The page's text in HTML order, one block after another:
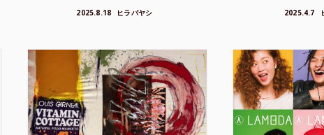
2025.8.18 ヒラバヤシ 2025.4.7